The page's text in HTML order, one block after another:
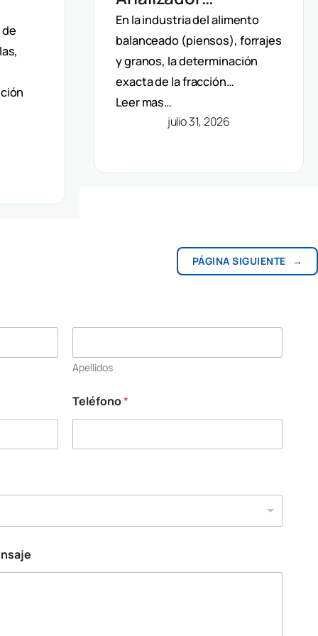
Y
Y
Automático De Fibra
Velp: Precisión Y
Automatización En
Método Van Soest
En la industria del alimento
balanceado (piensos), forrajes
y granos, la determinación
exacta de la fracción…
Leer mas…
julio 31, 2026
PÁGINA SIGUIENTE →
Apellidos
Teléfono*